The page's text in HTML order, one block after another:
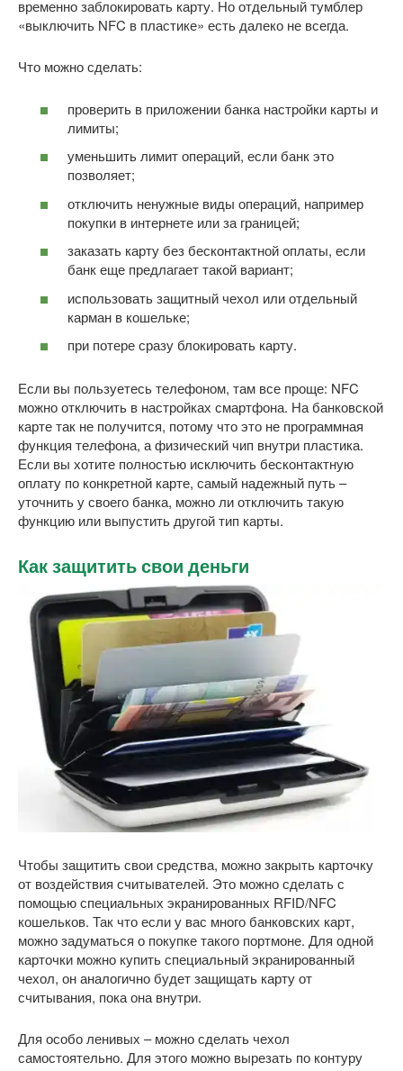
временно заблокировать карту. Но отдельный тумблер
«выключить NFC в пластике» есть далеко не всегда.
Что можно сделать:
проверить в приложении банка настройки карты и
лимиты;
уменьшить лимит операций, если банк это
позволяет;
отключить ненужные виды операций, например
покупки в интернете или за границей;
заказать карту без бесконтактной оплаты, если
банк еще предлагает такой вариант;
использовать защитный чехол или отдельный
карман в кошельке;
при потере сразу блокировать карту.
Если вы пользуетесь телефоном, там все проще: NFC
можно отключить в настройках смартфона. На банковской
карте так не получится, потому что это не программная
функция телефона, а физический чип внутри пластика.
Если вы хотите полностью исключить бесконтактную
оплату по конкретной карте, самый надежный путь –
уточнить у своего банка, можно ли отключить такую
функцию или выпустить другой тип карты.
Как защитить свои деньги
Чтобы защитить свои средства, можно закрыть карточку
от воздействия считывателей. Это можно сделать с
помощью специальных экранированных RFID/NFC
кошельков. Так что если у вас много банковских карт,
можно задуматься о покупке такого портмоне. Для одной
карточки можно купить специальный экранированный
чехол, он аналогично будет защищать карту от
считывания, пока она внутри.
Для особо ленивых – можно сделать чехол
самостоятельно. Для этого можно вырезать по контуру